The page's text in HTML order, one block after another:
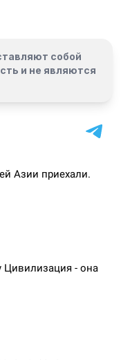
собой
и не являются